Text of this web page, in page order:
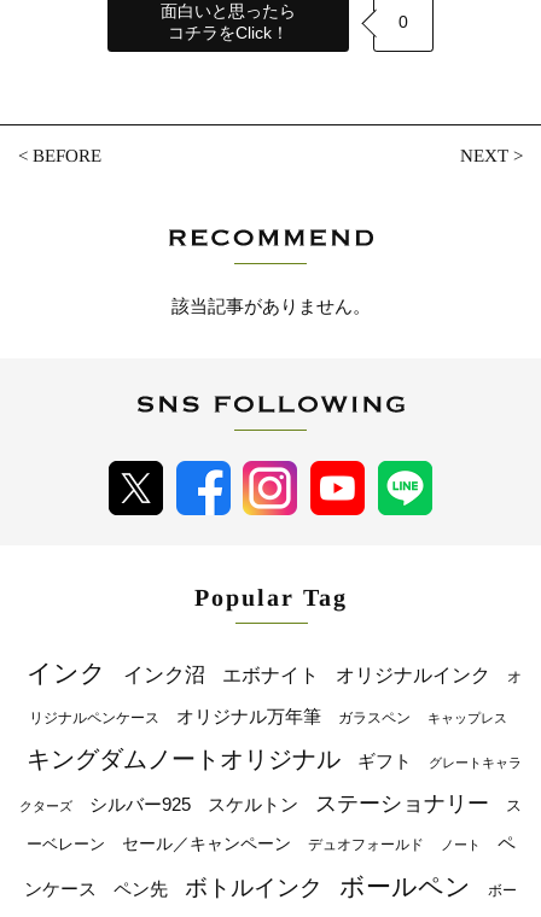
面白いと思ったら
コチラをClick！
0
<BEFORE NEXT>
該当記事がありません。
Popular Tag
インク インク沼 エボナイト オリジナルインク オ
リジナルペンケース オリジナル万年筆 ガラスペン キャップレス
キングダムノートオリジナル ギフト グレートキャラ
クターズ シルバー925 スケルトン ステーショナリー ス
ーベレーン セール／キャンペーン デュオフォールド ノート ペ
ンケース ペン先 ボトルインク ボールペン ボー